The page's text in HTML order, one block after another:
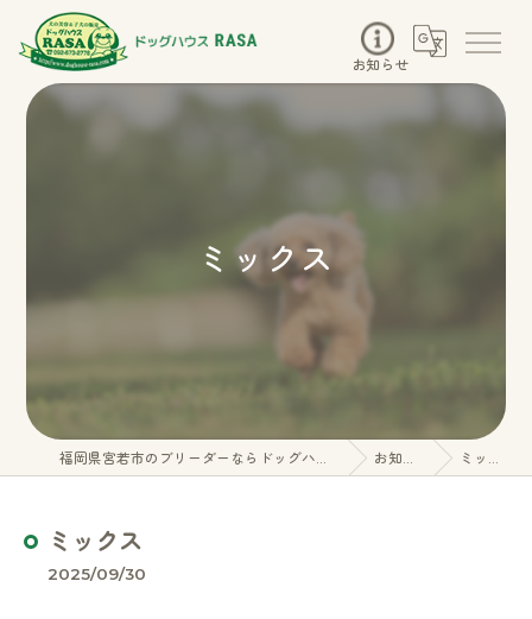
お知らせ
ミックス
福岡県宮若市のブリーダーならドッグハウスRASA お知らせ ミックス
ミックス
2025/09/30